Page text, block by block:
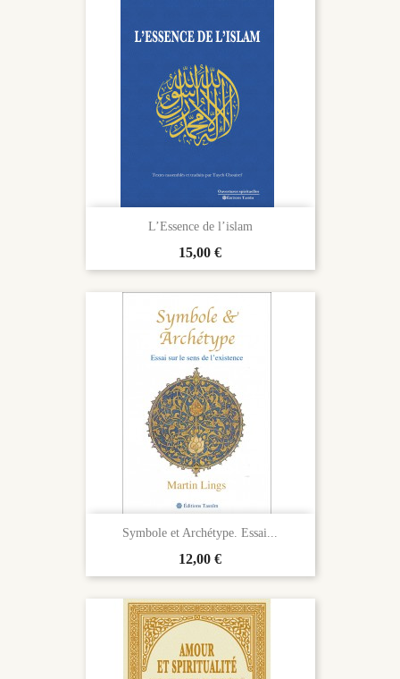
L’Essence de l’islam
Prix
15,00 €
Symbole et Archétype. Essai...
Prix
12,00 €